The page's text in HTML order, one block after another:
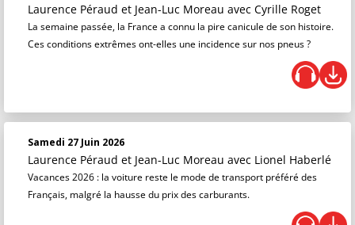
Laurence Péraud et Jean-Luc Moreau avec Cyrille Roget
La semaine passée, la France a connu la pire canicule de son histoire.
Ces conditions extrêmes ont-elles une incidence sur nos pneus ?
Samedi 27 Juin 2026
Laurence Péraud et Jean-Luc Moreau avec Lionel Haberlé
Vacances 2026 : la voiture reste le mode de transport préféré des
Français, malgré la hausse du prix des carburants.